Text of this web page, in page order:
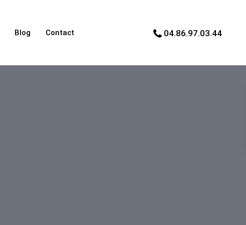
Blog Contact 04.86.97.03.44